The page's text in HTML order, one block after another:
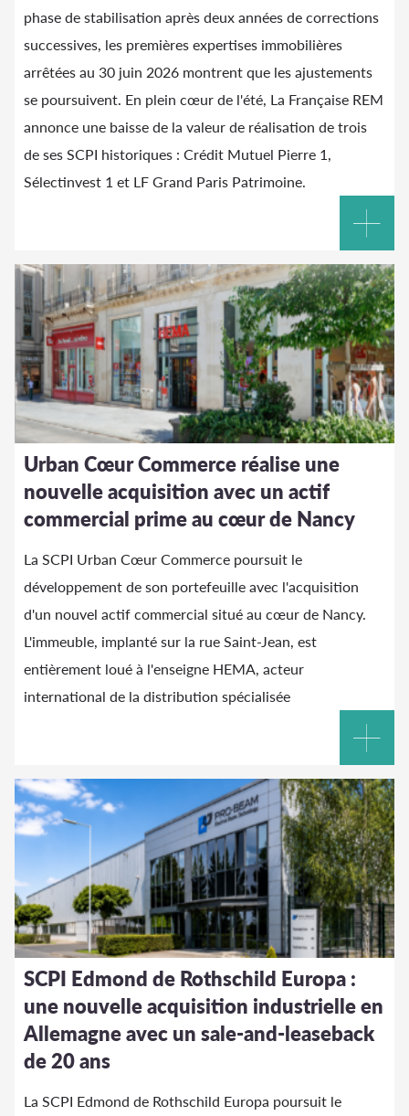
phase de stabilisation après deux années de corrections
successives, les premières expertises immobilières
arrêtées au 30 juin 2026 montrent que les ajustements
se poursuivent. En plein cœur de l'été, La Française REM
annonce une baisse de la valeur de réalisation de trois
de ses SCPI historiques : Crédit Mutuel Pierre 1,
Sélectinvest 1 et LF Grand Paris Patrimoine.
Urban Cœur Commerce réalise une
nouvelle acquisition avec un actif
commercial prime au cœur de Nancy
La SCPI Urban Cœur Commerce poursuit le
développement de son portefeuille avec l'acquisition
d'un nouvel actif commercial situé au cœur de Nancy.
L'immeuble, implanté sur la rue Saint-Jean, est
entièrement loué à l'enseigne HEMA, acteur
international de la distribution spécialisée
SCPI Edmond de Rothschild Europa :
une nouvelle acquisition industrielle en
Allemagne avec un sale-and-leaseback
de 20 ans
La SCPI Edmond de Rothschild Europa poursuit le